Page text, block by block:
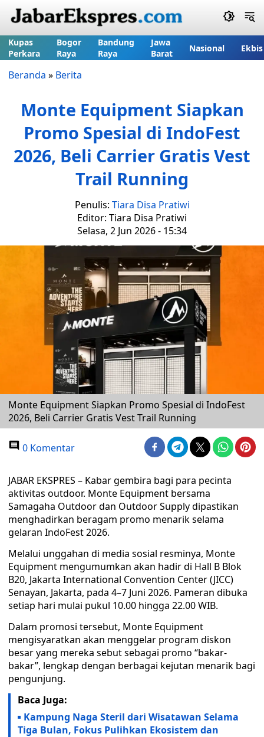
Kupas
Perkara
Bogor
Raya
Bandung
Raya
Jawa
Barat
Nasional Ekbis
Beranda » Berita
Monte Equipment Siapkan
Promo Spesial di IndoFest
2026, Beli Carrier Gratis Vest
Trail Running
Penulis: Tiara Disa Pratiwi
Editor: Tiara Disa Pratiwi
Selasa, 2 Jun 2026 - 15:34
Monte Equipment Siapkan Promo Spesial di IndoFest
2026, Beli Carrier Gratis Vest Trail Running
0 Komentar
JABAR EKSPRES – Kabar gembira bagi para pecinta
aktivitas outdoor. Monte Equipment bersama
Samagaha Outdoor dan Outdoor Supply dipastikan
menghadirkan beragam promo menarik selama
gelaran IndoFest 2026.
Melalui unggahan di media sosial resminya, Monte
Equipment mengumumkan akan hadir di Hall B Blok
B20, Jakarta International Convention Center (JICC)
Senayan, Jakarta, pada 4–7 Juni 2026. Pameran dibuka
setiap hari mulai pukul 10.00 hingga 22.00 WIB.
Dalam promosi tersebut, Monte Equipment
mengisyaratkan akan menggelar program diskon
besar yang mereka sebut sebagai promo “bakar-
bakar”, lengkap dengan berbagai kejutan menarik bagi
pengunjung.
Baca Juga:
Kampung Naga Steril dari Wisatawan Selama
Tiga Bulan, Fokus Pulihkan Ekosistem dan